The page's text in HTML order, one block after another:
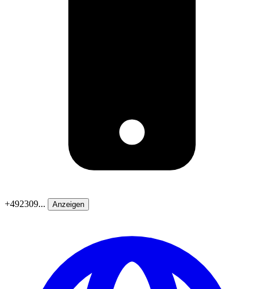
+492309... Anzeigen